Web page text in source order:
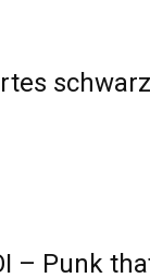
– Punk